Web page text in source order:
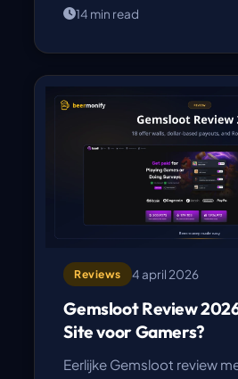
14 min read
Reviews 4 april 2026
Gemsloot Review
Site voor Gamers?
Eerlijke Gemsloot review